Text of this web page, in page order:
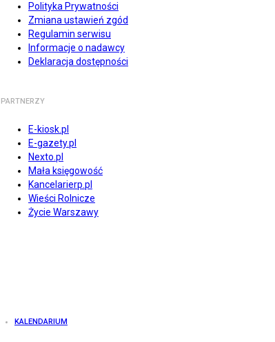
Polityka Prywatności
Zmiana ustawień zgód
Regulamin serwisu
Informacje o nadawcy
Deklaracja dostępności
PARTNERZY
E-kiosk.pl
E-gazety.pl
Nexto.pl
Mała księgowość
Kancelarierp.pl
Wieści Rolnicze
Życie Warszawy
KALENDARIUM